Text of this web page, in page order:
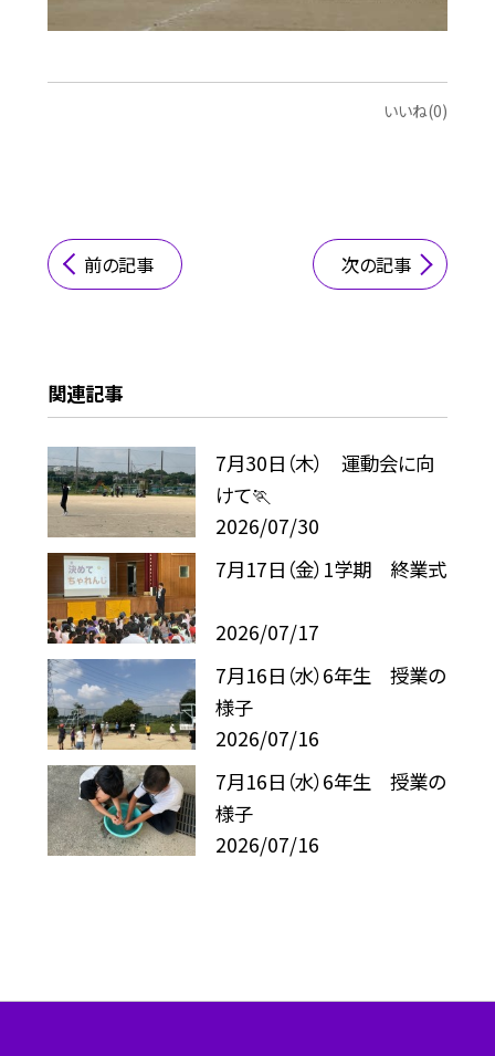
いいね(0)
前の記事 次の記事
関連記事
7月30日（木） 運動会に向
けて🏃
2026/07/30
7月17日（金）1学期 終業式
2026/07/17
7月16日（水）6年生 授業の
様子
2026/07/16
7月16日（水）6年生 授業の
様子
2026/07/16